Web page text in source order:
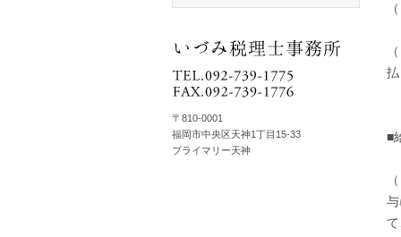
■
〒810-0001
福岡市中央区天神1丁目15-33
プライマリー天神